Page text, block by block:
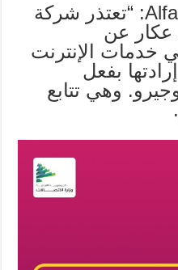
Alfa Telecom on Twitter: “تعتذر شركة
عكار عن
خدمات الإنترنت
بفعل
وهي تتابع